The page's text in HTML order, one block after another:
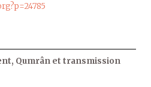
Qumrân et transmission